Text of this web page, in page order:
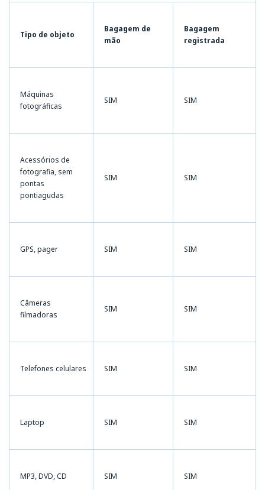
Tipo de objeto
Bagagem de
mão
Bagagem
registrada
Máquinas
fotográficas
SIM SIM
Acessórios de
fotografia, sem
pontas
pontiagudas
SIM SIM
GPS, pager SIM SIM
Câmeras
filmadoras
SIM SIM
Telefones celulares SIM SIM
Laptop SIM SIM
MP3, DVD, CD SIM SIM